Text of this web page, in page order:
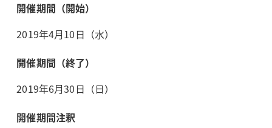
開催期間（開始）
2019年4月10日（水）
開催期間（終了）
2019年6月30日（日）
開催期間注釈